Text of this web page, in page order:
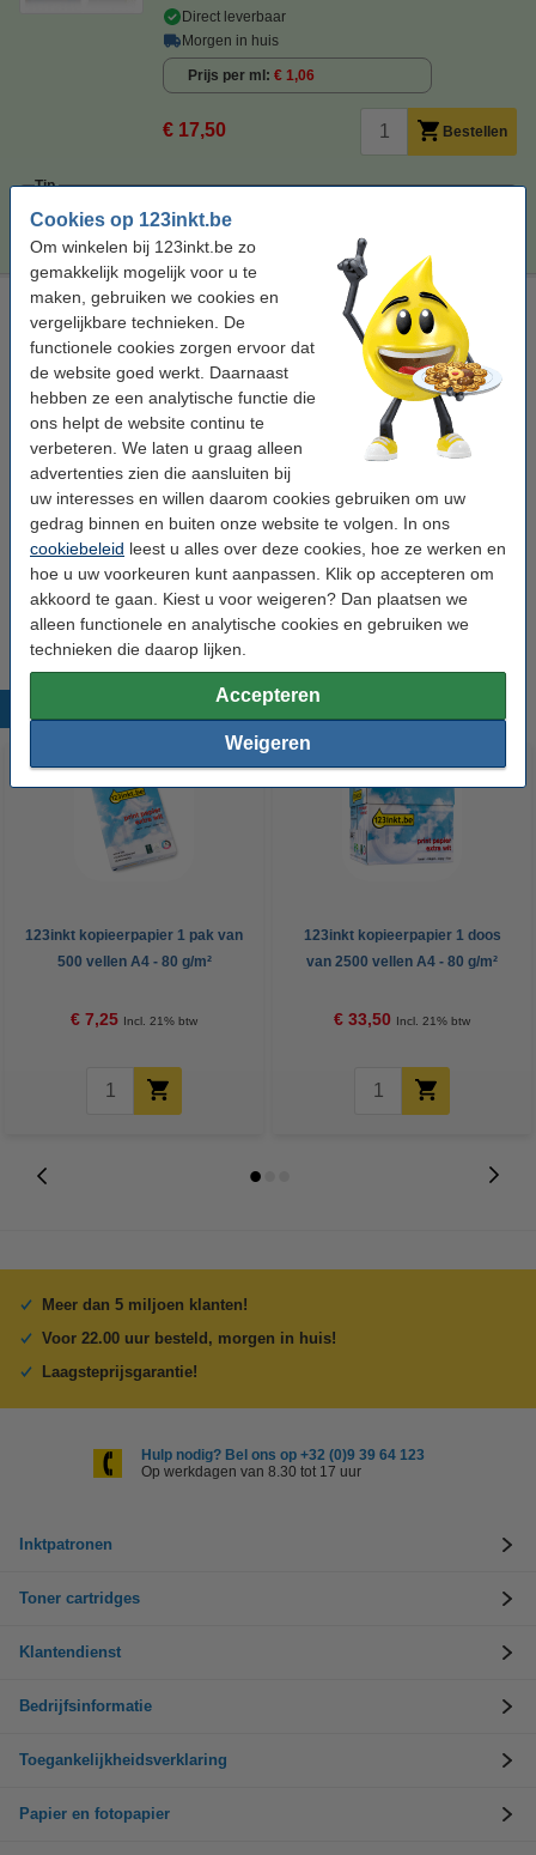
Cookies op 123inkt.be
Om winkelen bij 123inkt.be zo
gemakkelijk mogelijk voor u te
maken, gebruiken we cookies en
vergelijkbare technieken. De
functionele cookies zorgen ervoor dat
de website goed werkt. Daarnaast
hebben ze een analytische functie die
ons helpt de website continu te
verbeteren. We laten u graag alleen
advertenties zien die aansluiten bij
uw interesses en willen daarom cookies gebruiken om uw
gedrag binnen en buiten onze website te volgen. In ons
cookiebeleid leest u alles over deze cookies, hoe ze werken en
hoe u uw voorkeuren kunt aanpassen. Klik op accepteren om
akkoord te gaan. Kiest u voor weigeren? Dan plaatsen we
alleen functionele en analytische cookies en gebruiken we
technieken die daarop lijken.
Accepteren
Weigeren
Direct leverbaar
Morgen in huis
Prijs per ml € 1,06
€ 17,50 Bestellen
Tip
Wij adviseren u om deze cartridge i.p.v. de originele cartridge te
nemen.
Epson 405 (T05G6) multipack zwart + 3 kleuren (123inkt
huismerk)Winstpakker!
zwart (1x) en kleur (3x)
multipack
C13T05G64010
Bekijk de specificaties en omschrijving
Bespaar ruim45%
op uw inkt! (zonder
kwaliteitsverlies)!
Direct leverbaar
Morgen in huis
Prijs per ml € 1,14
€ 79,50 Bestellen
Populaire producten
123inkt kopieerpapier 1 pak van
500 vellen A4 - 80 g/m²
€ 7,25 Incl. 21% btw
123inkt kopieerpapier 1 doos
van 2500 vellen A4 - 80 g/m²
€ 33,50 Incl. 21% btw
Meer dan 5 miljoen klanten!
Voor 22.00 uur besteld, morgen in huis!
Laagsteprijsgarantie!
Hulp nodig? Bel ons op +32 (0)9 39 64 123
Op werkdagen van 8.30 tot 17 uur
Inktpatronen
Toner cartridges
Klantendienst
Bedrijfsinformatie
Toegankelijkheidsverklaring
Papier en fotopapier